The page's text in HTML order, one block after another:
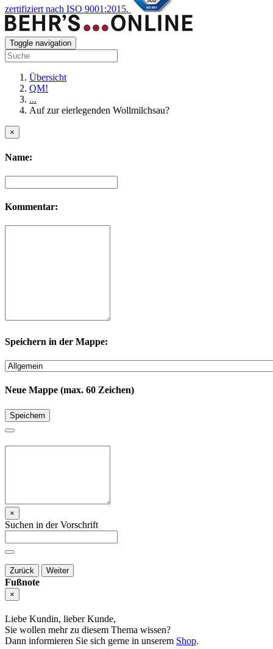
zertifiziert nach ISO 9001:2015.
Toggle navigation
Übersicht
QM!
...
Auf zur eierlegenden Wollmilchsau?
×
Name:
Kommentar:
Speichern in der Mappe:
Neue Mappe (max. 60 Zeichen)
Speichern
×
Suchen in der Vorschrift
Zurück Weiter
Fußnote
×
Liebe Kundin, lieber Kunde,
Sie wollen mehr zu diesem Thema wissen?
Dann informieren Sie sich gerne in unserem Shop.